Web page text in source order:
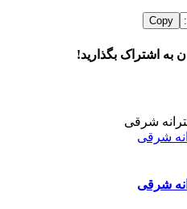
Copy
به اشتراک بگذارید!
شرقی
شرقی